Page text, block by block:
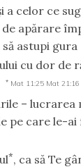
a celor ce
apărare
astupi gura
cu dor de
* Mat 11:25 Mat 21:16
– lucrarea
pe care le-ai
*, ca să Te